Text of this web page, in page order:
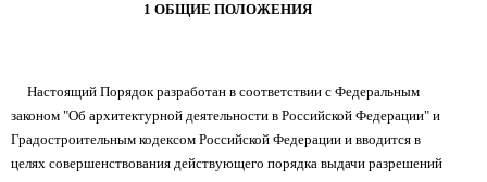
1 ОБЩИЕ ПОЛОЖЕНИЯ
Настоящий Порядок разработан в соответствии с Федеральным
законом "Об архитектурной деятельности в Российской Федерации" и
Градостроительным кодексом Российской Федерации и вводится в
целях совершенствования действующего порядка выдачи разрешений